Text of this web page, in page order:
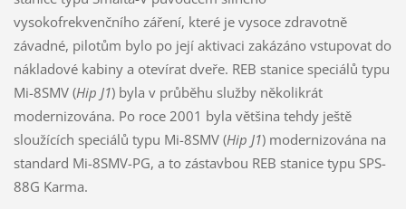
vysokofrekvenčního záření, které je vysoce zdravotně
závadné, pilotům bylo po její aktivaci zakázáno vstupovat do
nákladové kabiny a otevírat dveře. REB stanice speciálů typu
Mi-8SMV (Hip J1) byla v průběhu služby několikrát
modernizována. Po roce 2001 byla většina tehdy ještě
sloužících speciálů typu Mi-8SMV (Hip J1) modernizována na
standard Mi-8SMV-PG, a to zástavbou REB stanice typu SPS-
88G Karma.